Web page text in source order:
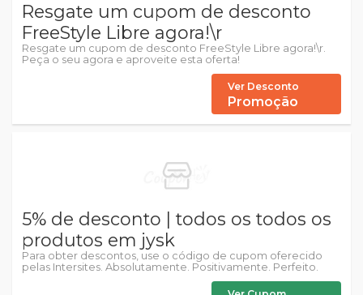
Resgate um cupom de desconto
FreeStyle Libre agora!\r
Resgate um cupom de desconto FreeStyle Libre agora!\r.
Peça o seu agora e aproveite esta oferta!
Ver Desconto
Promoção
5% de desconto | todos os todos os
produtos em jysk
Para obter descontos, use o código de cupom oferecido
pelas Intersites. Absolutamente. Positivamente. Perfeito.